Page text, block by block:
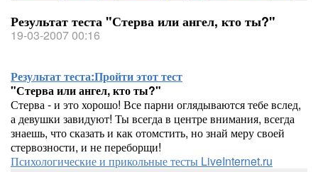
Результат теста "Стерва или ангел, кто ты?"
19-03-2007 00:16
Результат теста:Пройти этот тест
"Стерва или ангел, кто ты?"
Стерва - и это хорошо! Все парни оглядываются тебе вслед,
а девушки завидуют! Ты всегда в центре внимания, всегда
знаешь, что сказать и как отомстить, но знай меру своей
стервозности, и не переборщи!
Психологические и прикольные тесты LiveInternet.ru